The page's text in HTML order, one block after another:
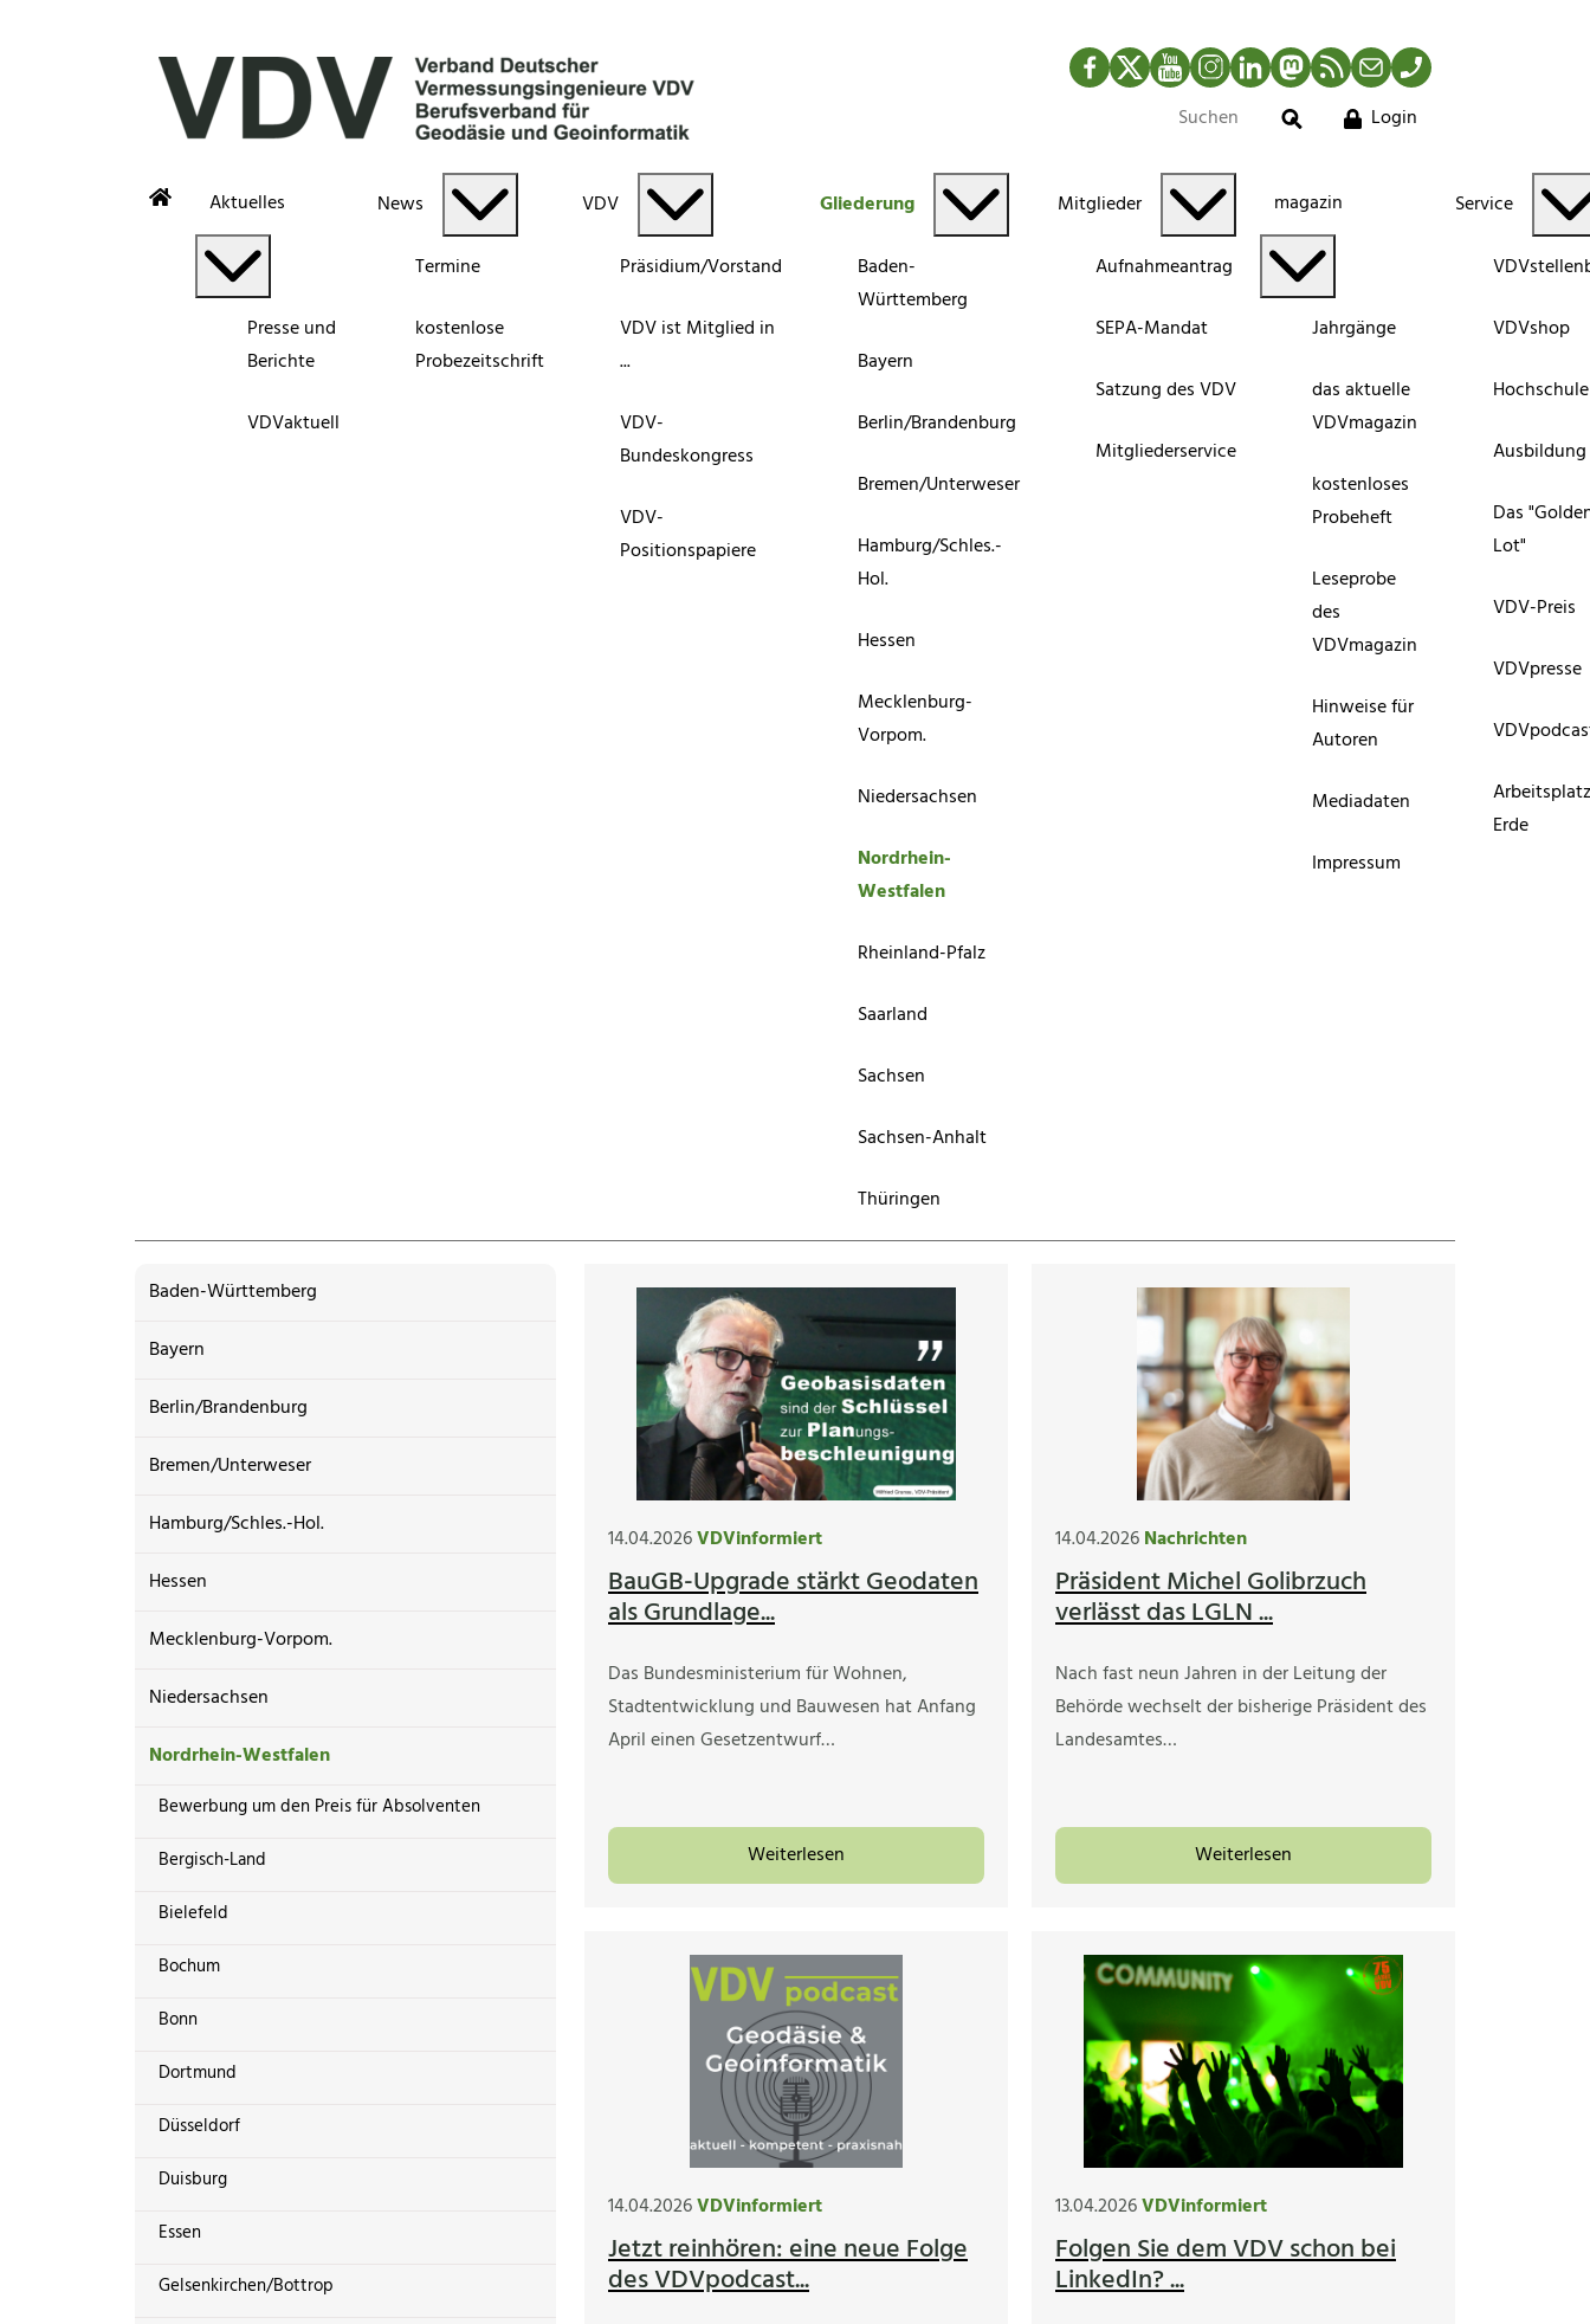
Facebook
TwitterYouTubeInstagram
LinkedInMastodonRSS-Newsfeed
MailTelefon
Suche
Login
Aktuelles
Presse und
Berichte
VDVaktuell
News
Termine
kostenlose
Probezeitschrift
VDV
Präsidium/Vorstand
VDV ist Mitglied in
...
VDV-
Bundeskongress
VDV-
Positionspapiere
Gliederung
Baden-
Württemberg
Bayern
Berlin/Brandenburg
Bremen/Unterweser
Hamburg/Schles.-
Hol.
Hessen
Mecklenburg-
Vorpom.
Niedersachsen
Nordrhein-
Westfalen
Rheinland-Pfalz
Saarland
Sachsen
Sachsen-Anhalt
Thüringen
Mitglieder
Aufnahmeantrag
SEPA-Mandat
Satzung des VDV
Mitgliederservice
magazin
Jahrgänge
das aktuelle
VDVmagazin
kostenloses
Probeheft
Leseprobe
des
VDVmagazin
Hinweise für
Autoren
Mediadaten
Impressum
Service
VDVshop
Ausbildung
Das
Lot"
VDV-Preis
VDVpresse
Erde
Baden-Württemberg
Bayern
Berlin/Brandenburg
Bremen/Unterweser
Hamburg/Schles.-Hol.
Hessen
Mecklenburg-Vorpom.
Niedersachsen
Nordrhein-Westfalen
Bewerbung um den Preis für Absolventen
Bergisch-Land
Bielefeld
Bochum
Bonn
Dortmund
Düsseldorf
Duisburg
Essen
Gelsenkirchen/Bottrop
14.04.2026VDVinformiert
BauGB-Upgrade stärkt Geodaten
als Grundlage...
Das Bundesministerium für Wohnen,
Stadtentwicklung und Bauwesen hat Anfang
April einen Gesetzentwurf…
Weiterlesen
14.04.2026Nachrichten
Präsident Michel Golibrzuch
verlässt das LGLN ...
Nach fast neun Jahren in der Leitung der
Behörde wechselt der bisherige Präsident des
Landesamtes…
Weiterlesen
14.04.2026VDVinformiert
Jetzt reinhören: eine neue Folge
des VDVpodcast...
13.04.2026VDVinformiert
Folgen Sie dem VDV schon bei
LinkedIn? ...